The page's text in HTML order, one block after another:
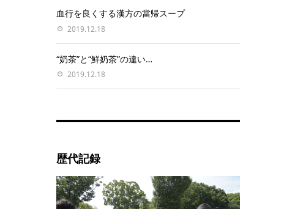
血行を良くする漢方の當帰スープ
2019.12.18
“奶茶”と“鮮奶茶”の違い…
2019.12.18
歴代記録